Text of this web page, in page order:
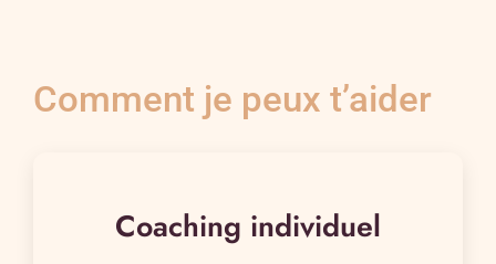
Comment je peux t’aider
Coaching individuel